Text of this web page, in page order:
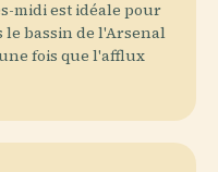
midi est idéale pour
le bassin de l'Arsenal
fois que l'afflux